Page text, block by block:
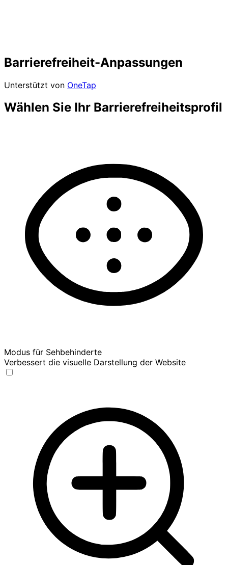
Barrierefreiheit-Anpassungen
Unterstützt von OneTap
Wählen Sie Ihr Barrierefreiheitsprofil
Modus für Sehbehinderte
Verbessert die visuelle Darstellung der Website